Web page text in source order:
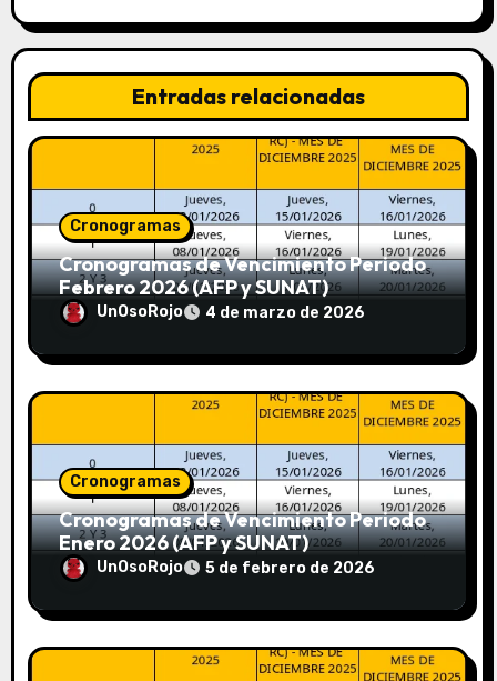
Entradas relacionadas
Cronogramas
Cronogramas de Vencimiento Periodo
Febrero 2026 (AFP y SUNAT)
UnOsoRojo 4 de marzo de 2026
Cronogramas
Cronogramas de Vencimiento Periodo
Enero 2026 (AFP y SUNAT)
UnOsoRojo 5 de febrero de 2026